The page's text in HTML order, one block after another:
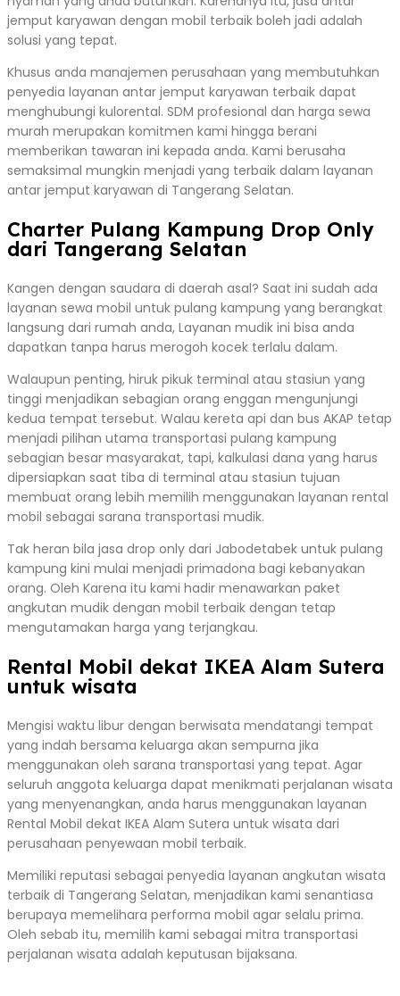
jemput karyawan dengan mobil terbaik boleh jadi adalah
solusi yang tepat.
Khusus anda manajemen perusahaan yang membutuhkan
penyedia layanan antar jemput karyawan terbaik dapat
menghubungi kulorental. SDM profesional dan harga sewa
murah merupakan komitmen kami hingga berani
memberikan tawaran ini kepada anda. Kami berusaha
semaksimal mungkin menjadi yang terbaik dalam layanan
antar jemput karyawan di Tangerang Selatan.
Charter Pulang Kampung Drop Only
dari Tangerang Selatan
Kangen dengan saudara di daerah asal? Saat ini sudah ada
layanan sewa mobil untuk pulang kampung yang berangkat
langsung dari rumah anda, Layanan mudik ini bisa anda
dapatkan tanpa harus merogoh kocek terlalu dalam.
Walaupun penting, hiruk pikuk terminal atau stasiun yang
tinggi menjadikan sebagian orang enggan mengunjungi
kedua tempat tersebut. Walau kereta api dan bus AKAP tetap
menjadi pilihan utama transportasi pulang kampung
sebagian besar masyarakat, tapi, kalkulasi dana yang harus
dipersiapkan saat tiba di terminal atau stasiun tujuan
membuat orang lebih memilih menggunakan layanan rental
mobil sebagai sarana transportasi mudik.
Tak heran bila jasa drop only dari Jabodetabek untuk pulang
kampung kini mulai menjadi primadona bagi kebanyakan
orang. Oleh Karena itu kami hadir menawarkan paket
angkutan mudik dengan mobil terbaik dengan tetap
mengutamakan harga yang terjangkau.
Rental Mobil dekat IKEA Alam Sutera
untuk wisata
Mengisi waktu libur dengan berwisata mendatangi tempat
yang indah bersama keluarga akan sempurna jika
menggunakan oleh sarana transportasi yang tepat. Agar
seluruh anggota keluarga dapat menikmati perjalanan wisata
yang menyenangkan, anda harus menggunakan layanan
Rental Mobil dekat IKEA Alam Sutera untuk wisata dari
perusahaan penyewaan mobil terbaik.
Memiliki reputasi sebagai penyedia layanan angkutan wisata
terbaik di Tangerang Selatan, menjadikan kami senantiasa
berupaya memelihara performa mobil agar selalu prima.
Oleh sebab itu, memilih kami sebagai mitra transportasi
perjalanan wisata adalah keputusan bijaksana.